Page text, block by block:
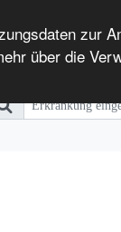
zur
über die